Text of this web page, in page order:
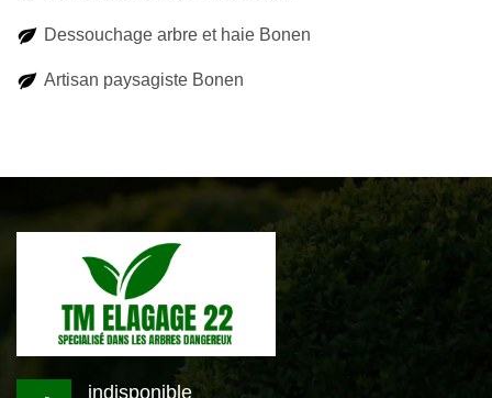
Dessouchage arbre et haie Bonen
Artisan paysagiste Bonen
indisponible